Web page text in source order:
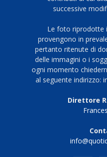
successive
Le foto riprodotte
provengono in
pertanto ritenute di
delle immagini o i
ogni momento
al seguente indirizzo:
Direttore